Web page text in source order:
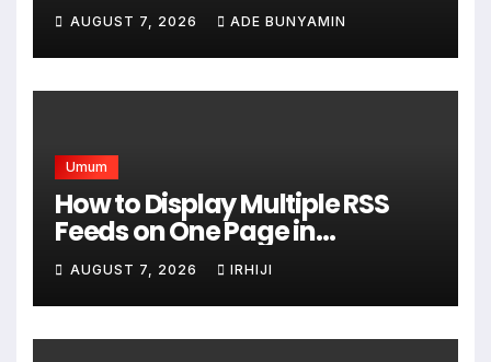
Cicalengka Di Non Aktifkan
AUGUST 7, 2026 ADE BUNYAMIN
Umum
How to Display Multiple RSS
Feeds on One Page in
WordPress
AUGUST 7, 2026 IRHIJI